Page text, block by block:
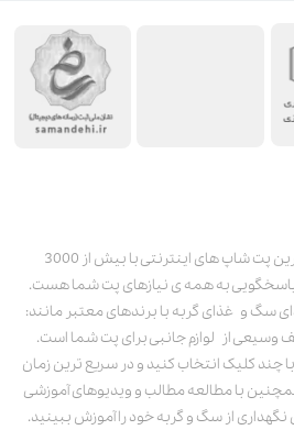
پت استور به عنوان یکی از قدیمی‌ترین پت شاپ های اینترنتی با بیش از 3000
پاسخگویی به همه ی نیازهای پت شما هست.
سگ و غذای گربه با برندهای معتبر مانند:
وسیعی از لوازم جانبی برای پت شما است.
با چند کلیک انتخاب کنید و در سریع ترین زمان
با مطالعه مطالب و ویدیوهای آموزشی
نگهداری از سگ و گربه خود را آموزش ببینید.